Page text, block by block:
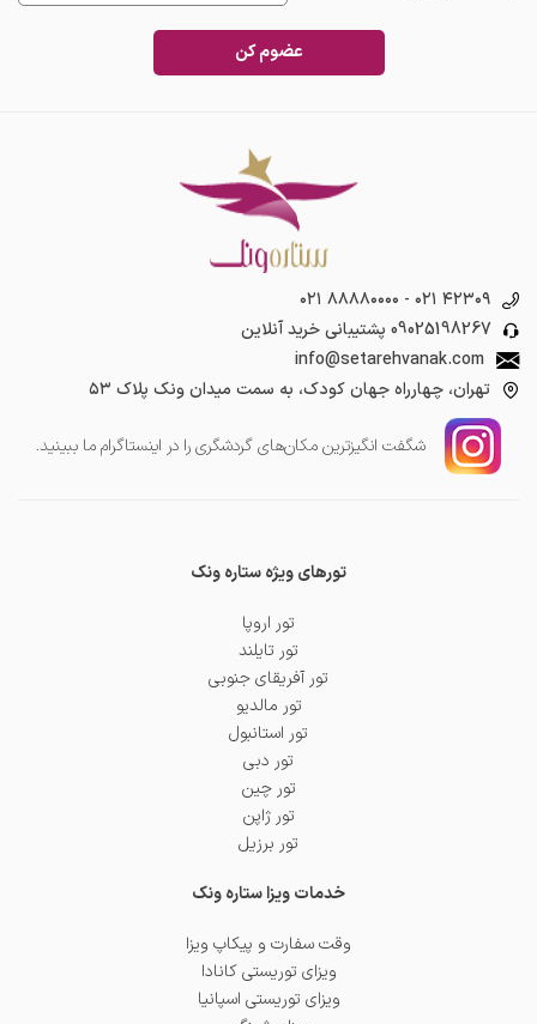
عضوم کن
۰۲۱ ۸۸۸۸۰۰۰۰ - ۰۲۱ ۴۲۳۰۹
09025198267 پشتیبانی خرید آنلاین
info@setarehvanak.com
تهران، چهارراه جهان کودک، به سمت میدان ونک پلاک ۵۳
شگفت انگیز‌ترین مکان‌های گردشگری را در اینستاگرام ما ببینید.
تورهای ویژه ستاره ونک
تور اروپا
تور تایلند
تور آفریقای جنوبی
تور مالدیو
تور استانبول
تور دبی
تور چین
تور ژاپن
تور برزیل
خدمات ویزا ستاره ونک
وقت سفارت و پیکاپ ویزا
ویزای توریستی کانادا
ویزای توریستی اسپانیا